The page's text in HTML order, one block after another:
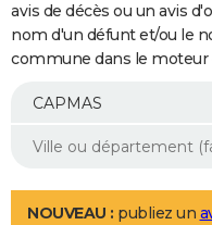
Retraite
Epargne
Immobilier
Risques naturels par ville
Banque
Assurance
AUTO
Essais
Réserver un essai
Citadines
Berlines
SUV
Forum auto
+
Mobiles
Meilleur smartphone
Internet
Ordinateurs
Jeux vidéo
Guide high-tech
Aménagement intérieur
LIFESTYLE
avis de décès ou un avis
nom d'un défunt et/ou le
commune dans le moteur
NOUVEAU : publiez un